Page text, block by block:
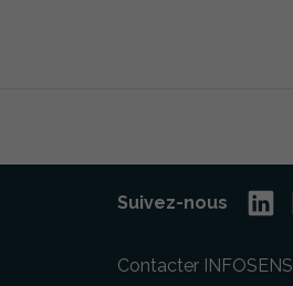
Suivez-nous
Contacter INFOSENS